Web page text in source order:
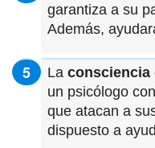
garantiza a su
Además,
La consciencia
un psicólogo
que atacan a
dispuesto a